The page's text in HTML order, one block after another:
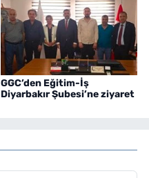
GGC’den Eğitim-İş
Diyarbakır Şubesi’ne ziyaret